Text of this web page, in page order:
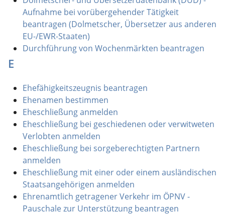
Aufnahme bei vorübergehender Tätigkeit
beantragen (Dolmetscher, Übersetzer aus anderen
EU-/EWR-Staaten)
Durchführung von Wochenmärkten beantragen
E
Ehefähigkeitszeugnis beantragen
Ehenamen bestimmen
Eheschließung anmelden
Eheschließung bei geschiedenen oder verwitweten
Verlobten anmelden
Eheschließung bei sorgeberechtigten Partnern
anmelden
Eheschließung mit einer oder einem ausländischen
Staatsangehörigen anmelden
Ehrenamtlich getragener Verkehr im ÖPNV -
Pauschale zur Unterstützung beantragen